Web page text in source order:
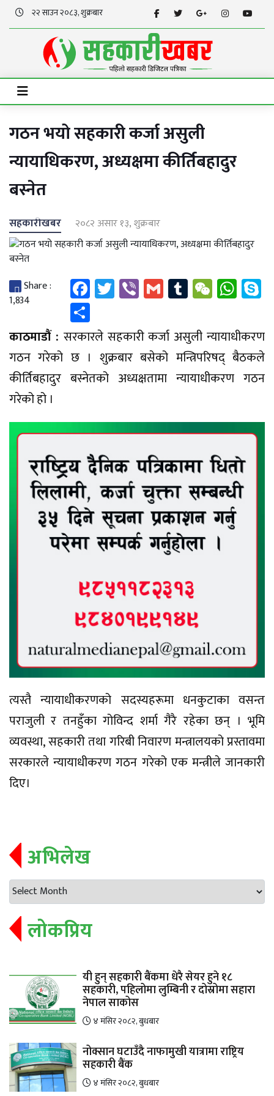
२२ साउन २०८३, शुक्रबार
गठन भयो सहकारी कर्जा असुली
न्यायाधिकरण, अध्यक्षमा कीर्तिबहादुर
बस्नेत
सहकारीखबर २०८२ असार १३, शुक्रबार
Share :
1,834
Facebook
Twitter
ViberGmailTumblr
Share
काठमाडौं : सरकारले सहकारी कर्जा असुली न्यायाधीकरण
गठन गरेको छ । शुक्रबार बसेको मन्त्रिपरिषद् बैठकले
कीर्तिबहादुर बस्नेतको अध्यक्षतामा न्यायाधीकरण गठन
गरेको हो ।
त्यस्तै न्यायाधीकरणको सदस्यहरूमा धनकुटाका वसन्त
पराजुली र तनहुँका गोविन्द शर्मा गैरै रहेका छन् । भूमि
व्यवस्था, सहकारी तथा गरिबी निवारण मन्त्रालयको प्रस्तावमा
सरकारले न्यायाधीकरण गठन गरेको एक मन्त्रीले जानकारी
दिए।
अभिलेख
लोकप्रिय
यी हुन् सहकारी बैंकमा धेरै सेयर हुने १८
सहकारी, पहिलोमा लुम्बिनी र दोस्रोमा सहारा
नेपाल साकोस
४ मंसिर २०८२, बुधबार
नोक्सान घटाउँदै नाफामुखी यात्रामा राष्ट्रिय
सहकारी बैंक
४ मंसिर २०८२, बुधबार